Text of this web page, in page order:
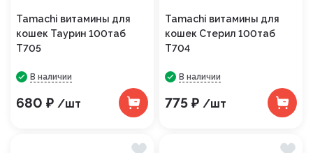
Tamachi витамины для
кошек Таурин 100таб
Т705
В наличии
680 ₽ /шт
Tamachi витамины для
кошек Стерил 100таб
Т704
В наличии
775 ₽ /шт